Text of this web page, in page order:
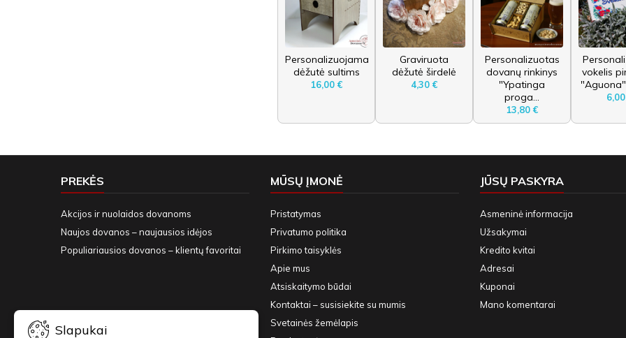
Personalizuojama
dėžutė sultims
16,00 €
Graviruota
dėžutė širdelė
4,30 €
Personalizuotas
dovanų rinkinys
"Ypatinga
proga...
13,80 €
vokelis
"Aguona"
PREKĖS
Akcijos ir nuolaidos dovanoms
Naujos dovanos – naujausios idėjos
Populiariausios dovanos – klientų favoritai
MŪSŲ ĮMONĖ
Pristatymas
Privatumo politika
Pirkimo taisyklės
Apie mus
Atsiskaitymo būdai
Kontaktai – susisiekite su mumis
Svetainės žemėlapis
JŪSŲ PASKYRA
Asmeninė informacija
Užsakymai
Kredito kvitai
Adresai
Kuponai
Mano komentarai
Slapukai